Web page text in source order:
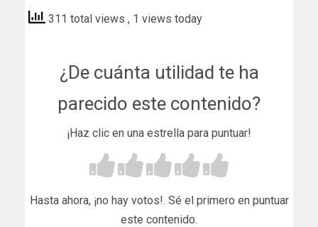
311 total views , 1 views today
¿De cuánta utilidad te ha
parecido este contenido?
¡Haz clic en una estrella para puntuar!
Hasta ahora, ¡no hay votos!. Sé el primero en puntuar
este contenido.